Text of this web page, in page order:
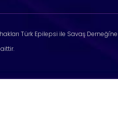
Türk Epilepsi ile Savaş Derneği'ne
aittir.